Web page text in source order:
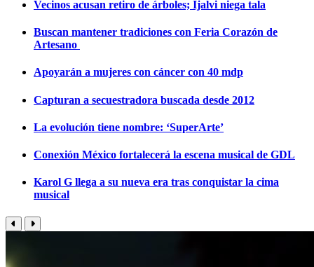
Vecinos acusan retiro de árboles; Ijalvi niega tala
Buscan mantener tradiciones con Feria Corazón de
Artesano
Apoyarán a mujeres con cáncer con 40 mdp
Capturan a secuestradora buscada desde 2012
La evolución tiene nombre: ‘SuperArte’
Conexión México fortalecerá la escena musical de GDL
Karol G llega a su nueva era tras conquistar la cima
musical